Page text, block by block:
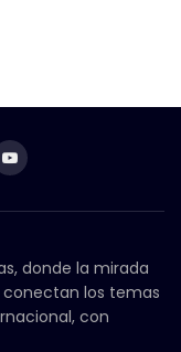
donde la mirada
los temas
con